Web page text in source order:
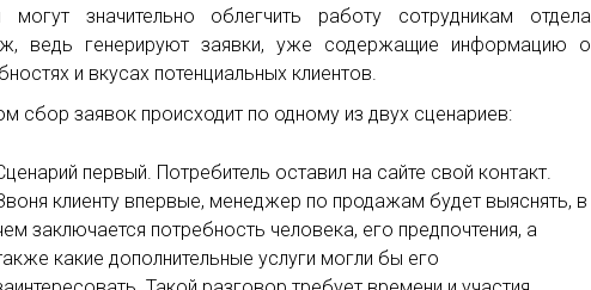
могут значительно облегчить работу сотрудникам отдела
ведь генерируют заявки, уже содержащие информацию о
и вкусах потенциальных клиентов.
сбор заявок происходит по одному из двух сценариев:
первый. Потребитель оставил на сайте свой контакт.
клиенту впервые, менеджер по продажам будет выяснять, в
заключается потребность человека, его предпочтения, а
какие дополнительные услуги могли бы его